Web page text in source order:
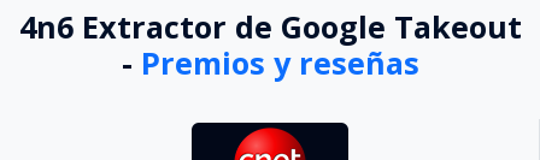
4n6 Extractor de Google Takeout
- Premios y reseñas